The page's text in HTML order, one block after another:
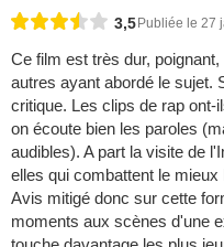
3,5 Publiée le 27
Ce film est très dur,
autres ayant abordé le sujet.
critique. Les clips de rap ont-
on écoute bien les paroles
audibles). A part la visite de
elles qui combattent le
Avis mitigé donc sur cette
moments aux scènes d'une